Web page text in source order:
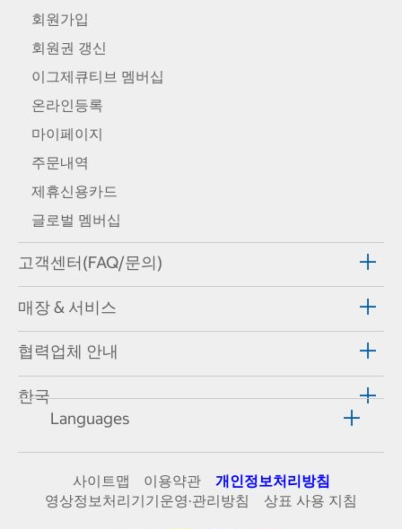
회원가입
회원권 갱신
이그제큐티브 멤버십
온라인등록
마이페이지
주문내역
제휴신용카드
글로벌 멤버십
고객센터(FAQ/문의)
매장 & 서비스
협력업체 안내
한국
Languages
사이트맵 이용약관
개인정보처리방침
영상정보처리기기운영·관리방침
상표 사용 지침